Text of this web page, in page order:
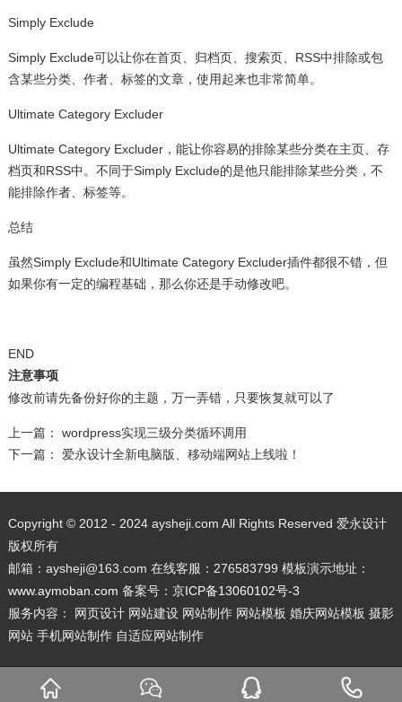
Simply Exclude
Simply Exclude可以让你在首页、归档页、搜索页、RSS中排除或包
含某些分类、作者、标签的文章，使用起来也非常简单。
Ultimate Category Excluder
Ultimate Category Excluder，能让你容易的排除某些分类在主页、存
档页和RSS中。不同于Simply Exclude的是他只能排除某些分类，不
能排除作者、标签等。
总结
虽然Simply Exclude和Ultimate Category Excluder插件都很不错，但
如果你有一定的编程基础，那么你还是手动修改吧。
END
注意事项
修改前请先备份好你的主题，万一弄错，只要恢复就可以了
上一篇：
wordpress实现三级分类循环调用
下一篇：
爱永设计全新电脑版、移动端网站上线啦！
Copyright © 2012 - 2024 aysheji.com All Rights Reserved 爱永设计
版权所有
邮箱：aysheji@163.com 在线客服：276583799 模板演示地址：
www.aymoban.com 备案号： 京ICP备13060102号-3
服务内容： 网页设计 网站建设 网站制作 网站模板 婚庆网站模板 摄影
网站 手机网站制作 自适应网站制作